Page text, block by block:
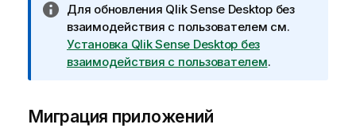
з
к
е
П
р
и
м
а
Для обновления Qlik Sense Desktopбез
взаимодействия с пользователем см.
Установка Qlik Sense Desktop без
взаимодействия с пользователем.
Миграция приложений